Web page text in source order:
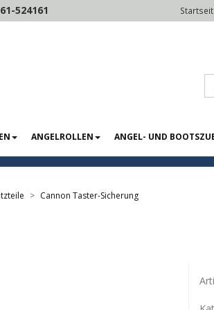
524161
ANGELROLLEN ANGEL- UND
Cannon Taster-Sicherung